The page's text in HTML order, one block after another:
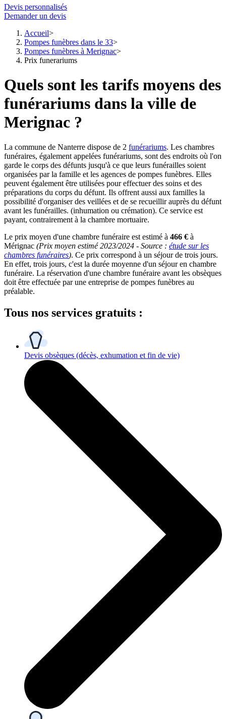
Devis personnalisés
Demander un devis
Accueil
Pompes funèbres dans le 33
Pompes funèbres à Merignac
Prix funerariums
Quels sont les tarifs moyens des
funérariums dans la ville de
Merignac ?
La commune de Nanterre dispose de 2 funérariums. Les chambres
funéraires, également appelées funérariums, sont des endroits où l'on
garde le corps des défunts jusqu'à ce que leurs funérailles soient
organisées par la famille et les agences de pompes funèbres. Elles
peuvent également être utilisées pour effectuer des soins et des
préparations du corps du défunt. Ils offrent aussi aux familles la
possibilité d'organiser des veillées et de se recueillir auprès du défunt
avant les funérailles. (inhumation ou crémation). Ce service est
payant, contrairement à la chambre mortuaire.
Le prix moyen d'une chambre funéraire est estimé à 466 € à
Mérignac (Prix moyen estimé 2023/2024 - Source : étude sur les
chambres funéraires). Ce prix correspond à un séjour de trois jours.
En effet, trois jours, c'est la durée moyenne d'un séjour en chambre
funéraire. La réservation d'une chambre funéraire avant les obsèques
doit être effectuée par une entreprise de pompes funèbres au
préalable.
Tous nos services gratuits :
Devis obsèques (décès, exhumation et fin de vie)